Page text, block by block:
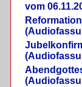
vom